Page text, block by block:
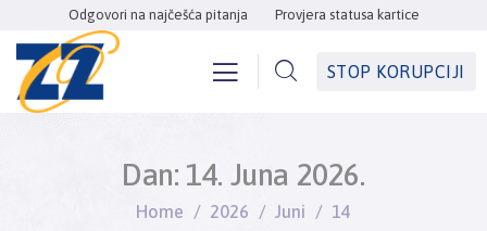
Odgovori na najčešća pitanja Provjera statusa kartice
STOP KORUPCIJI
Dan: 14. Juna 2026.
Home 2026 Juni 14